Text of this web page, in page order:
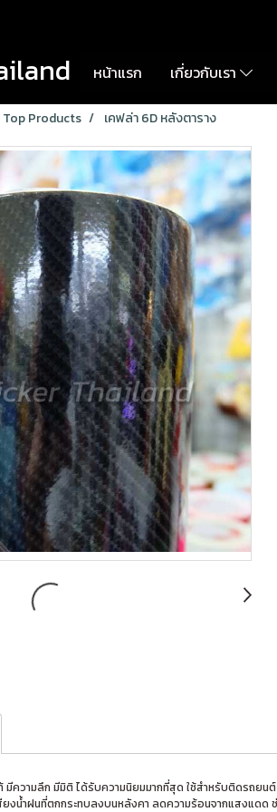
หน้าแรก เกี่ยวกับเรา
Top Products เคฟล่า 6D หลังตาราง
มีความลึก มีมิติ ได้รับความนิยมมากที่สุด ใช้สำหรับติดรถ
งน้ำฝนที่ตกกระทบลงบนหลังคา ลดความร้อนจากแสงแดด